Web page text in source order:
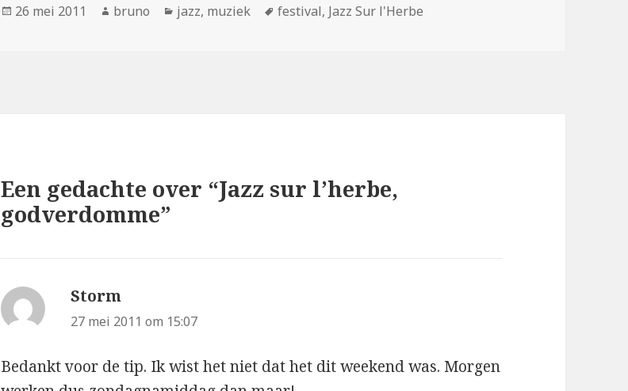
Geplaatst
26 mei 2011 Auteur
bruno Categorieën
jazz, muziek Tags
festival, Jazz Sur l'Herbe
Een gedachte over “Jazz sur l’herbe,
godverdomme”
Storm
27 mei 2011 om 15:07
Bedankt voor de tip. Ik wist het niet dat het dit weekend was. Morgen